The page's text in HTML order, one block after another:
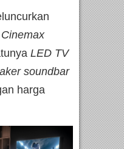
Cinemax
LED TV
soundbar
harga